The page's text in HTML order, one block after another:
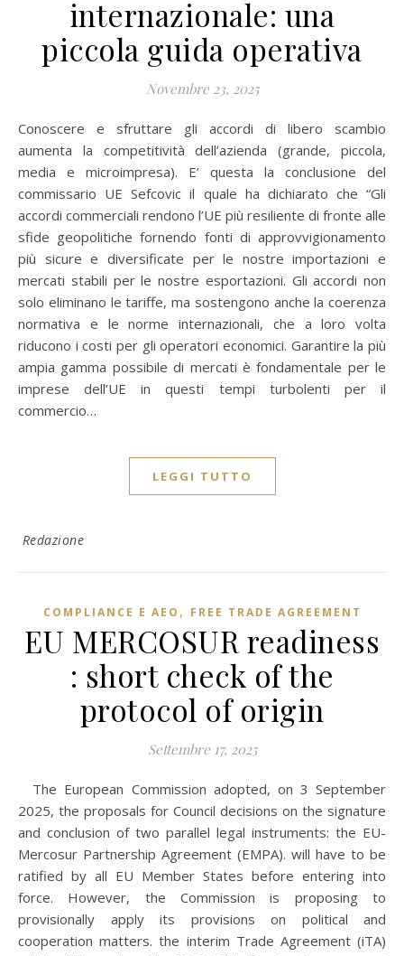
internazionale: una
piccola guida operativa
Novembre 23, 2025
Conoscere e sfruttare gli accordi di libero scambio
aumenta la competitività dell’azienda (grande, piccola,
media e microimpresa). E’ questa la conclusione del
commissario UE Sefcovic il quale ha dichiarato che “Gli
accordi commerciali rendono l’UE più resiliente di fronte alle
sfide geopolitiche fornendo fonti di approvvigionamento
più sicure e diversificate per le nostre importazioni e
mercati stabili per le nostre esportazioni. Gli accordi non
solo eliminano le tariffe, ma sostengono anche la coerenza
normativa e le norme internazionali, che a loro volta
riducono i costi per gli operatori economici. Garantire la più
ampia gamma possibile di mercati è fondamentale per le
imprese dell’UE in questi tempi turbolenti per il
commercio…
LEGGI TUTTO
Redazione
COMPLIANCE E AEO , FREE TRADE AGREEMENT
EU MERCOSUR readiness
: short check of the
protocol of origin
Settembre 17, 2025
The European Commission adopted, on 3 September
2025, the proposals for Council decisions on the signature
and conclusion of two parallel legal instruments: the EU-
Mercosur Partnership Agreement (EMPA). will have to be
ratified by all EU Member States before entering into
force. However, the Commission is proposing to
provisionally apply its provisions on political and
cooperation matters. the interim Trade Agreement (iTA)